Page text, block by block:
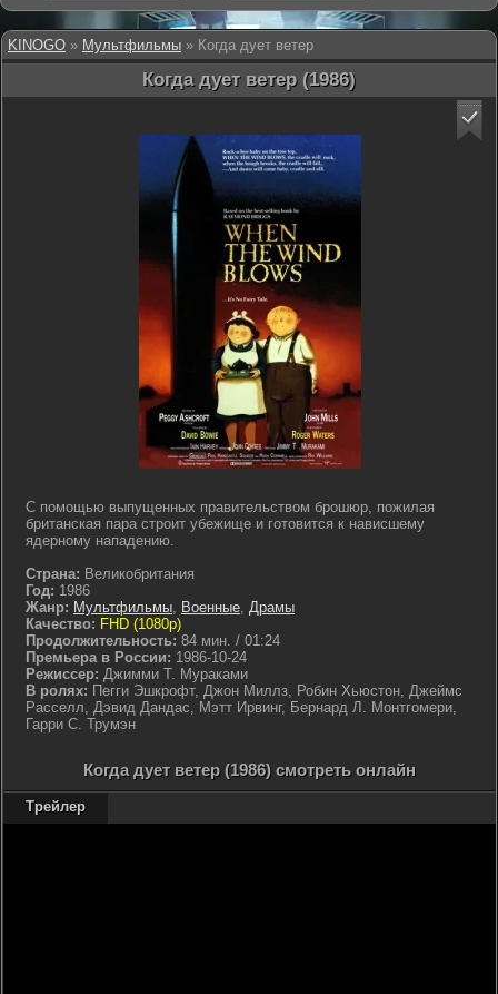
KINOGO » Мультфильмы » Когда дует ветер
Когда дует ветер (1986)
С помощью выпущенных правительством брошюр, пожилая
британская пара строит убежище и готовится к нависшему
ядерному нападению.
Страна: Великобритания
Год: 1986
Жанр: Мультфильмы, Военные, Драмы
Качество: FHD (1080p)
Продолжительность: 84 мин. / 01:24
Премьера в России: 1986-10-24
Режиссер: Джимми Т. Мураками
В ролях: Пегги Эшкрофт, Джон Миллз, Робин Хьюстон, Джеймс
Расселл, Дэвид Дандас, Мэтт Ирвинг, Бернард Л. Монтгомери,
Гарри С. Трумэн
Когда дует ветер (1986) смотреть онлайн
Трейлер